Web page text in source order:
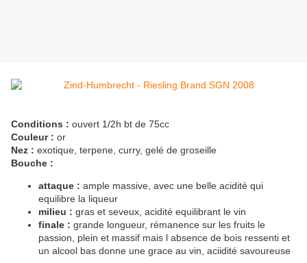
Conditions : ouvert 1/2h bt de 75cc
Couleur : or
Nez : exotique, terpene, curry, gelé de groseille
Bouche :
attaque : ample massive, avec une belle acidité qui
equilibre la liqueur
milieu : gras et seveux, acidité equilibrant le vin
finale : grande longueur, rémanence sur les fruits le
passion, plein et massif mais l absence de bois ressenti et
un alcool bas donne une grace au vin, aciidité savoureuse